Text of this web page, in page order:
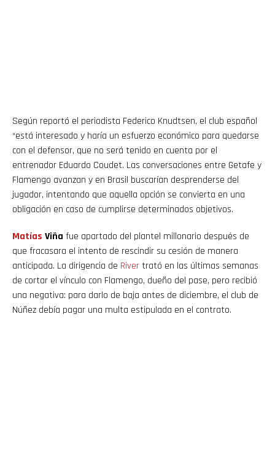
Según reportó el periodista Federico Knudtsen, el club español
“está interesado y haría un esfuerzo económico para quedarse
con el defensor, que no será tenido en cuenta por el
entrenador Eduardo Coudet. Las conversaciones entre Getafe y
Flamengo avanzan y en Brasil buscarían desprenderse del
jugador, intentando que aquella opción se convierta en una
obligación en caso de cumplirse determinados objetivos.
Matías Viña fue apartado del plantel millonario después de
que fracasara el intento de rescindir su cesión de manera
anticipada. La dirigencia de Rivertrató en las últimas semanas
de cortar el vínculo con Flamengo, dueño del pase, pero recibió
una negativa: para darlo de baja antes de diciembre, el club de
Núñez debía pagar una multa estipulada en el contrato.